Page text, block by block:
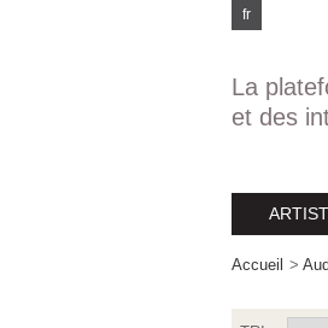
La
et des
fr
Accueil >